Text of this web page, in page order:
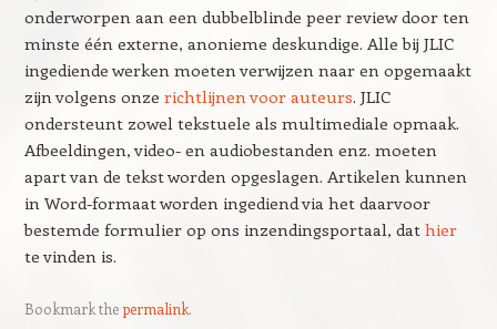
onderworpen aan een dubbelblinde peer review door ten
minste één externe, anonieme deskundige. Alle bij JLIC
ingediende werken moeten verwijzen naar en opgemaakt
zijn volgens onze richtlijnen voor auteurs. JLIC
ondersteunt zowel tekstuele als multimediale opmaak.
Afbeeldingen, video- en audiobestanden enz. moeten
apart van de tekst worden opgeslagen. Artikelen kunnen
in Word-formaat worden ingediend via het daarvoor
bestemde formulier op ons inzendingsportaal, dat hier
te vinden is.
Bookmark thepermalink.